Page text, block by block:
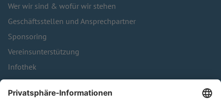
Wer wir sind & wofür wir stehen
Geschäftsstellen und Ansprechpartner
Sponsoring
Vereinsunterstützung
Infothek
Kontakt